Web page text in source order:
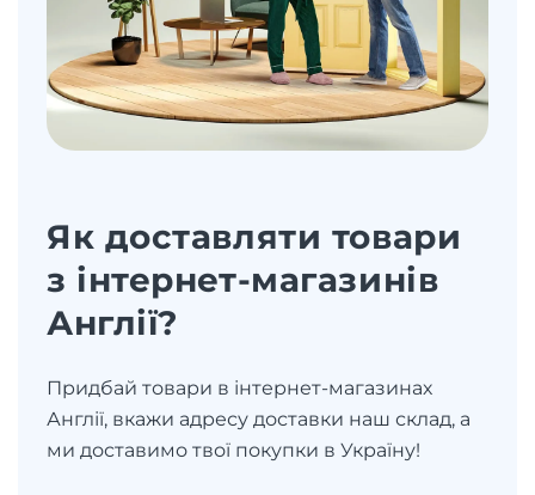
Як доставляти товари
з інтернет-магазинів
Англії?
Придбай товари в інтернет-магазинах
Англії, вкажи адресу доставки наш склад, а
ми доставимо твої покупки в Україну!